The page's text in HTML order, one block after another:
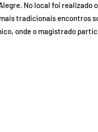
No local foi realizado
tradicionais encontros
onde o magistrado